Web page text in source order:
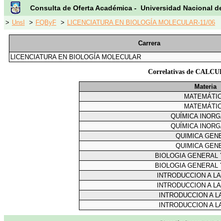
Consulta de Oferta Académica - Universidad Nacional
> Unsl > FQByF > LICENCIATURA EN BIOLOGÍA MOLECULAR-11/06
Carrera
LICENCIATURA EN BIOLOGÍA MOLECULAR
Correlativas de
Materia
QUÍMICA
QUÍMICA
QUIMICA
QUIMICA
BIOLOGIA GENERAL
BIOLOGIA GENERAL
INTRODUCCION A
INTRODUCCION A
INTRODUCCION A
INTRODUCCION A